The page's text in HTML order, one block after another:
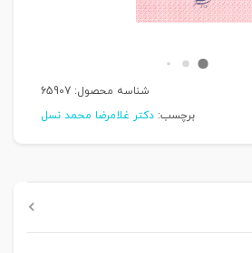
شناسه محصول: 65907
برچسب: دکتر غلامرضا محمد نسل